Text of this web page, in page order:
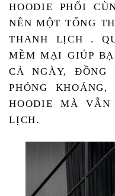
HOODIE PHỐI
NÊN MỘT TỔNG
THANH LỊCH .
MỀM MẠI GIÚP
CẢ NGÀY,
PHÓNG
HOODIE MÀ
LỊCH.